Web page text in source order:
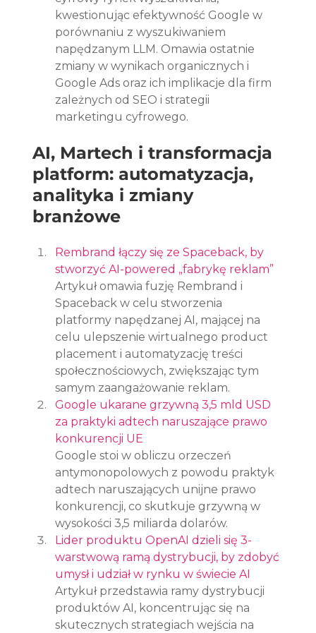
kwestionując efektywność Google w
porównaniu z wyszukiwaniem
napędzanym LLM. Omawia ostatnie
zmiany w wynikach organicznych i
Google Ads oraz ich implikacje dla firm
zależnych od SEO i strategii
marketingu cyfrowego.
AI, Martech i transformacja
platform: automatyzacja,
analityka i zmiany
branżowe
Rembrand łączy się ze Spaceback, by
stworzyć AI-powered „fabrykę reklam”
Artykuł omawia fuzję Rembrand i
Spaceback w celu stworzenia
platformy napędzanej AI, mającej na
celu ulepszenie wirtualnego product
placement i automatyzację treści
społecznościowych, zwiększając tym
samym zaangażowanie reklam.
Google ukarane grzywną 3,5 mld USD
za praktyki adtech naruszające prawo
konkurencji UE
Google stoi w obliczu orzeczeń
antymonopolowych z powodu praktyk
adtech naruszających unijne prawo
konkurencji, co skutkuje grzywną w
wysokości 3,5 miliarda dolarów.
Lider produktu OpenAI dzieli się 3-
warstwową ramą dystrybucji, by zdobyć
umysł i udział w rynku w świecie AI
Artykuł przedstawia ramy dystrybucji
produktów AI, koncentrując się na
skutecznych strategiach wejścia na